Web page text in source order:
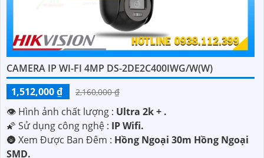
CAMERA IP WI-FI 4MP DS-2DE2C400IWG/W(W)
1,512,000 ₫
2,160,000 ₫
👁 Hình ảnh chất lượng : Ultra 2k + .
🌠 Sử dụng công nghệ : IP Wifi.
🌚 Xem Được Ban Đêm : Hồng Ngoại 30m Hồng Ngoại
SMD.